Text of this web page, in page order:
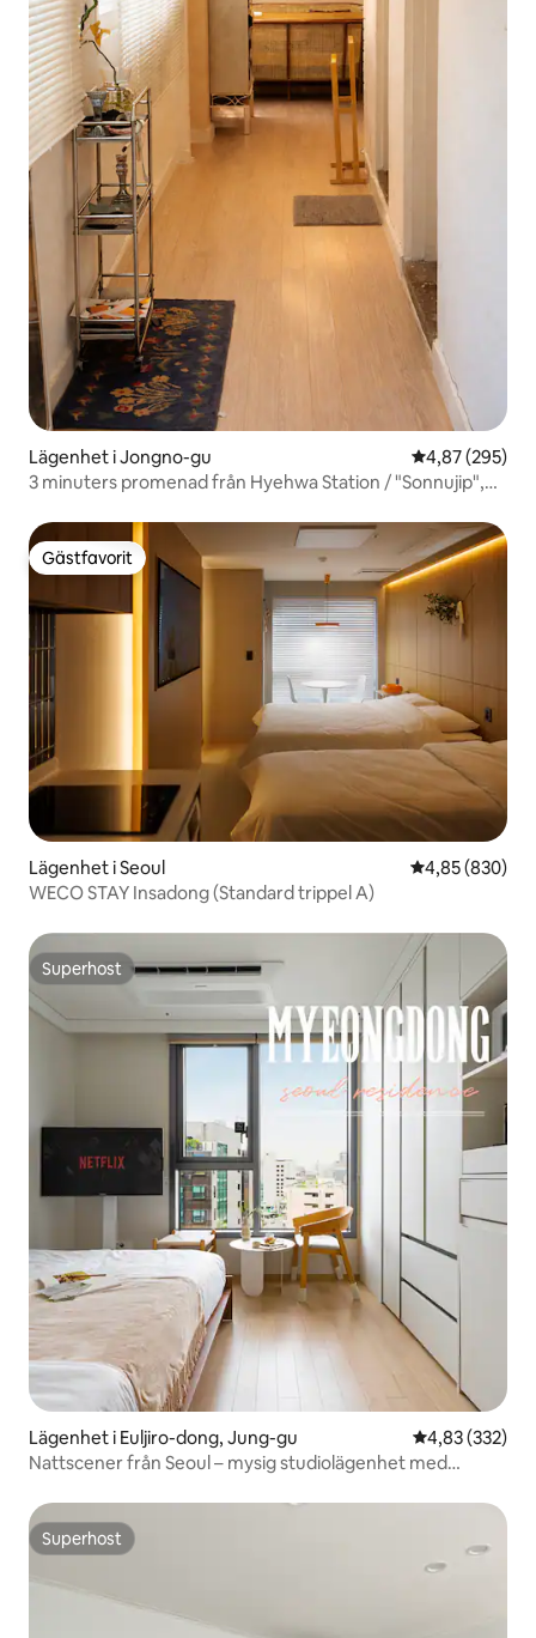
Lägenhet i Jongno-gu 4,87 av 5 i
4,87 (295)
3 minuters promenad från Hyehwa Station / "Sonnujip",
Gästfavorit
Gästfavorit
Lägenhet i Seoul 4,85 av 5 i
4,85 (830)
WECO STAY Insadong (Standard trippel A)
Superhost
Superhost
Lägenhet i Euljiro-dong, Jung-gu 4,83 av 5 i
4,83 (332)
Nattscener från Seoul – mysig studiolägenhet med
Superhost
Superhost